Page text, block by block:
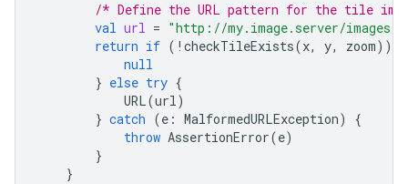
/* Define the URL pattern for the tile
val url = "http://my.image.server/images/
return if ( ! checkTileExists(x, y, zoom))
null
} else try {
URL(url)
} catch (e : MalformedURLException)
{
throw AssertionError(e)
}
}